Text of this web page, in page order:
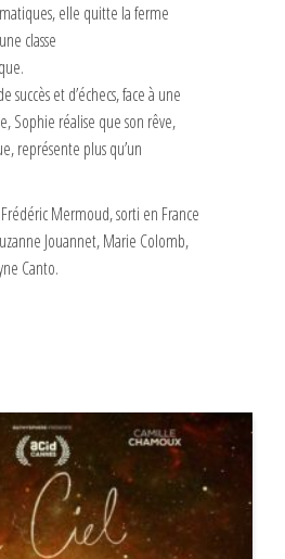
elle quitte la ferme
classe
succès et d’échecs, face à une
Sophie réalise que son rêve,
représente plus qu’un
Mermoud, sorti en France
Jouannet, Marie Colomb,
Canto.